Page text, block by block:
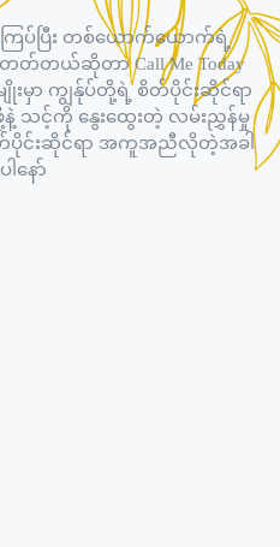
ြပ်ပြီး တစ်ယောက်ယောက်ရဲ့
တယ်ဆိုတာ Call Me Today
မှာ ကျွန်ုပ်တို့ရဲ့ စိတ်ပိုင်းဆိုင်ရာ
နဲ့ သင့်ကို နွေးထွေးတဲ့ လမ်းညွှန်မှု
တ်ပိုင်းဆိုင်ရာ အကူအညီလိုတဲ့အခါ
နော်